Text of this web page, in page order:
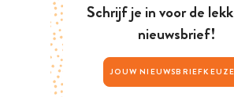
Schrijf je in voor de
nieuwsbrief!